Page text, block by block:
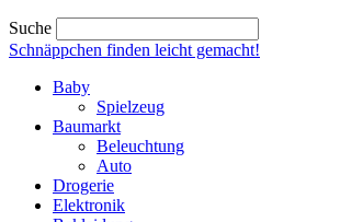
Suche
Schnäppchen finden leicht gemacht!
Baby
Spielzeug
Baumarkt
Beleuchtung
Auto
Drogerie
Elektronik